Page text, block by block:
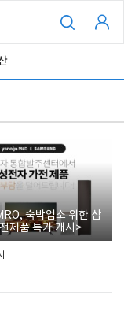
숙박업소 위한 삼
제품 특가 개시>